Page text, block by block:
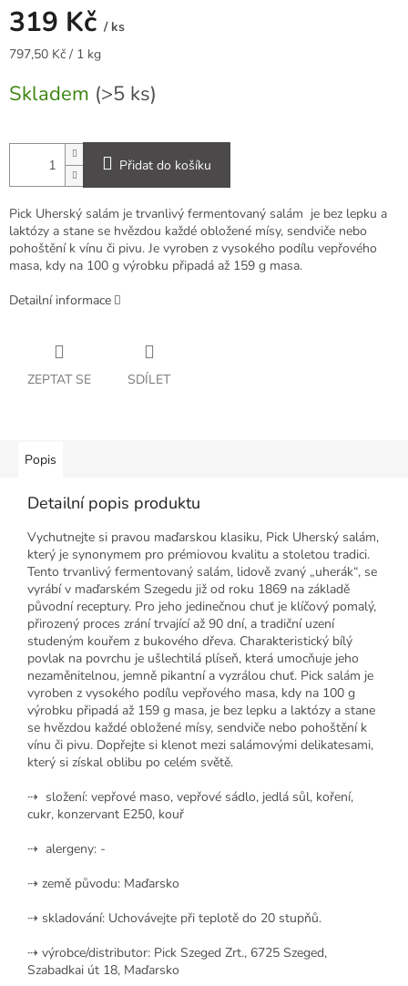
319 Kč / ks
Měrná
797,50 Kč / 1 kg
Skladem (>5 ks)
Přidat do košíku
Pick Uherský salám je trvanlivý fermentovaný salám je bez lepku a
laktózy a stane se hvězdou každé obložené mísy, sendviče nebo
pohoštění k vínu či pivu. Je vyroben z vysokého podílu vepřového
masa, kdy na 100 g výrobku připadá až 159 g masa.
Detailní informace
ZEPTAT SE SDÍLET
Popis
Detailní popis produktu
Vychutnejte si pravou maďarskou klasiku, Pick Uherský salám,
který je synonymem pro prémiovou kvalitu a stoletou tradici.
Tento trvanlivý fermentovaný salám, lidově zvaný „uherák“, se
vyrábí v maďarském Szegedu již od roku 1869 na základě
původní receptury. Pro jeho jedinečnou chuť je klíčový pomalý,
přirozený proces zrání trvající až 90 dní, a tradiční uzení
studeným kouřem z bukového dřeva. Charakteristický bílý
povlak na povrchu je ušlechtilá plíseň, která umocňuje jeho
nezaměnitelnou, jemně pikantní a vyzrálou chuť. Pick salám je
vyroben z vysokého podílu vepřového masa, kdy na 100 g
výrobku připadá až 159 g masa, je bez lepku a laktózy a stane
se hvězdou každé obložené mísy, sendviče nebo pohoštění k
vínu či pivu. Dopřejte si klenot mezi salámovými delikatesami,
který si získal oblibu po celém světě.
⇢ složení: vepřové maso, vepřové sádlo, jedlá sůl, koření,
cukr, konzervant E250, kouř
⇢ alergeny: -
⇢ země původu: Maďarsko
⇢ skladování: Uchovávejte při teplotě do 20 stupňů.
⇢ výrobce/distributor: Pick Szeged Zrt., 6725 Szeged,
Szabadkai út 18, Maďarsko